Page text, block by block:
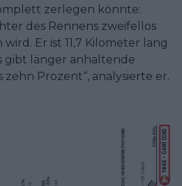
zerlegen könnte:
des Rennens zweifellos
Er ist 11,7 Kilometer lang
gibt länger anhaltende
zehn Prozent“, analysierte er.